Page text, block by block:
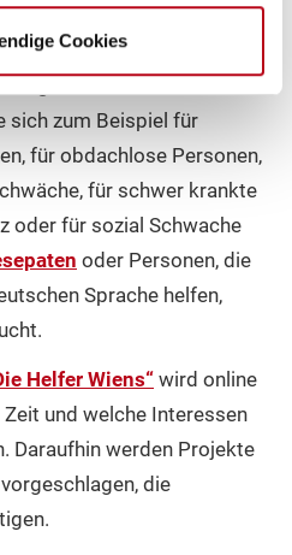
Cookies
DieWebsite der
guten Überblick, welche
sich zum Beispiel für
für obdachlose Personen,
für schwer krankte
oder für sozial Schwache
oder Personen, die
Sprache helfen,
Helfer Wiens“ wird online
und welche Interessen
Daraufhin werden Projekte
die